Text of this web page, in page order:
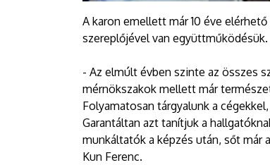
A karon emellett már 10 éve
szereplőjével van együttműködésük.
- Az elmúlt évben szinte az összes
mérnökszakok mellett már
Folyamatosan tárgyalunk a
Garantáltan azt tanítjuk a
munkáltatók a képzés után, sőt már
Kun Ferenc.